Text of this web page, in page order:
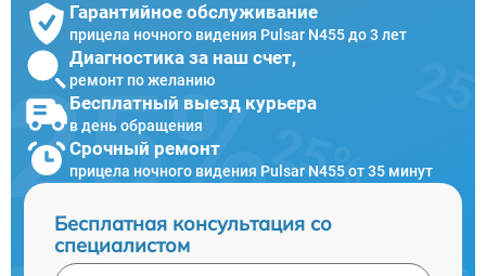
Гарантийное обслуживание
прицела ночного видения Pulsar N455 до 3 лет
Диагностика за наш счет,
ремонт по желанию
Бесплатный выезд курьера
в день обращения
Срочный ремонт
прицела ночного видения Pulsar N455 от 35 минут
Бесплатная консультация со
специалистом